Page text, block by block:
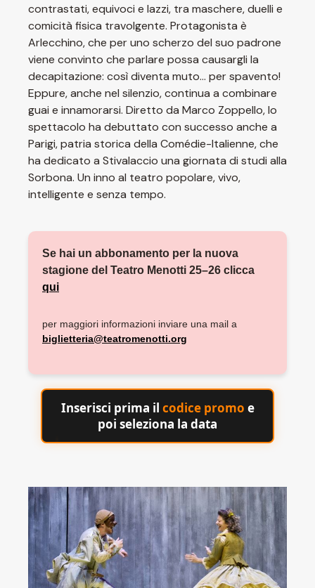
contrastati, equivoci e lazzi, tra maschere, duelli e
comicità fisica travolgente. Protagonista è
Arlecchino, che per uno scherzo del suo padrone
viene convinto che parlare possa causargli la
decapitazione: così diventa muto... per spavento!
Eppure, anche nel silenzio, continua a combinare
guai e innamorarsi. Diretto da Marco Zoppello, lo
spettacolo ha debuttato con successo anche a
Parigi, patria storica della Comédie-Italienne, che
ha dedicato a Stivalaccio una giornata di studi alla
Sorbona. Un inno al teatro popolare, vivo,
intelligente e senza tempo.
Se hai un abbonamento per la nuova
stagione del Teatro Menotti 25–26 clicca
qui
per maggiori informazioni inviare una mail a
biglietteria@teatromenotti.org
Inserisci prima il codice promo e
poi seleziona la data